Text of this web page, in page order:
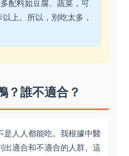
配料如豆腐、蔬菜，可
上。所以，別吃太多，
？誰不適合？
是人人都能吃。我根據中醫
出適合和不適合的人群。這